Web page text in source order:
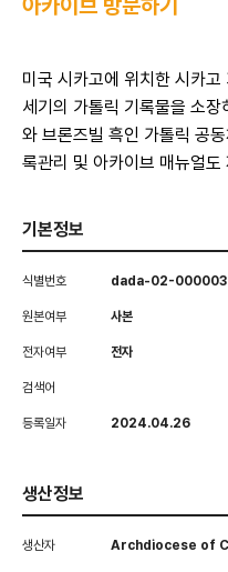
아카이브 방문하기
미국 시카고에 위치한 시카
세기의 가톨릭 기록물을 소
와 브론즈빌 흑인 가톨릭 공
록관리 및 아카이브 매뉴얼도
기본정보
식별번호 dada-02-
원본여부 사본
전자여부 전자
검색어
등록일자 2024.04.26
생산정보
생산자 Archdiocese of